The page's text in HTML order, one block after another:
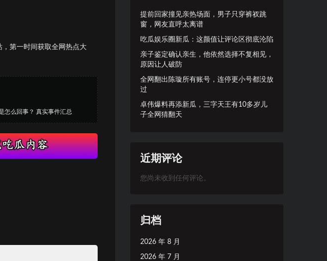
第一时间获取全网热点大
怎么回事？ 真实事件汇总
提前回家撞见亲热场面，男子只穿裤衩跳
窗，网友直呼太离谱
吃瓜娱乐圈新瓜：这颜值让评论区彻底沦陷
亲子鉴定确认亲生，他依然选择不复相见，
原因让人破防
全网翻出陈璇所有账号，连停更小号都没放
过
卓伟爆料再添新瓜，三字天王有10多岁儿
子全网猜翻天
近期评论
您尚未收到任何评论。
归档
2026 年 8 月
2026 年 7 月